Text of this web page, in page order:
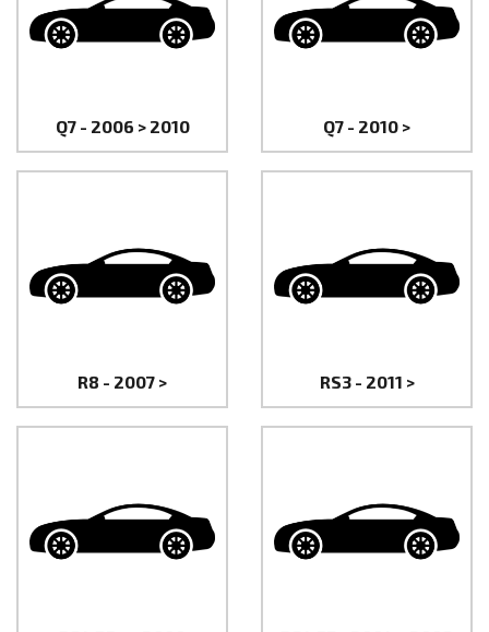
Q7 - 2006 > 2010 Q7 - 2010 >
R8 - 2007 > RS3 - 2011 >